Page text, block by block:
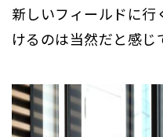
新しいフィールドに
けるのは当然だと感じ